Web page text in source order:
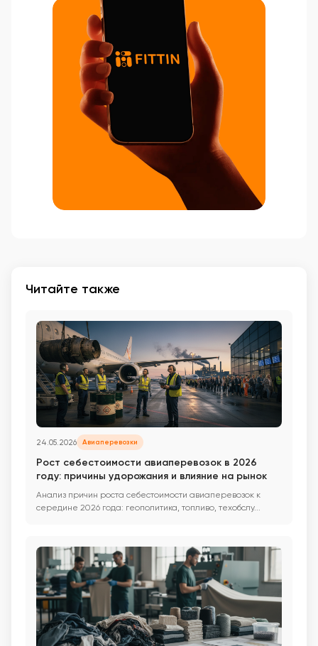
Читайте также
24.05.2026 Авиаперевозки
Рост себестоимости авиаперевозок в 2026
году: причины удорожания и влияние на рынок
Анализ причин роста себестоимости авиаперевозок к
середине 2026 года: геополитика, топливо, техобслу...